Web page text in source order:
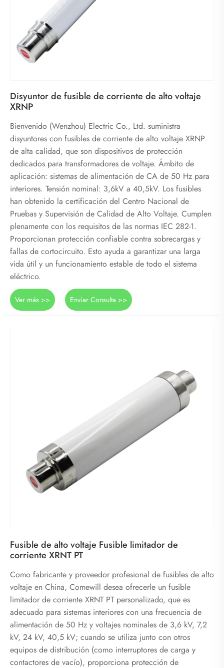
Disyuntor de fusible de corriente de alto voltaje
XRNP
Bienvenido (Wenzhou) Electric Co., Ltd. suministra
disyuntores con fusibles de corriente de alto voltaje XRNP
de alta calidad, que son dispositivos de protección
dedicados para transformadores de voltaje. Ámbito de
aplicación: sistemas de alimentación de CA de 50 Hz para
interiores. Tensión nominal: 3,6kV a 40,5kV. Los fusibles
han obtenido la certificación del Centro Nacional de
Pruebas y Supervisión de Calidad de Alto Voltaje. Cumplen
plenamente con los requisitos de las normas IEC 282-1.
Proporcionan protección confiable contra sobrecargas y
fallas de cortocircuito. Esto ayuda a garantizar una larga
vida útil y un funcionamiento estable de todo el sistema
eléctrico.
Ver más >> Enviar Consulta >>
Fusible de alto voltaje Fusible limitador de
corriente XRNT PT
Como fabricante y proveedor profesional de fusibles de alto
voltaje en China, Comewill desea ofrecerle un fusible
limitador de corriente XRNT PT personalizado, que es
adecuado para sistemas interiores con una frecuencia de
alimentación de 50 Hz y voltajes nominales de 3,6 kV, 7,2
kV, 24 kV, 40,5 kV; cuando se utiliza junto con otros
equipos de distribución (como interruptores de carga y
contactores de vacío), proporciona protección de